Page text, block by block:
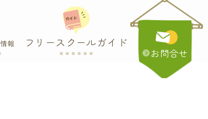
情報 フリースクールガイド
お問合せ